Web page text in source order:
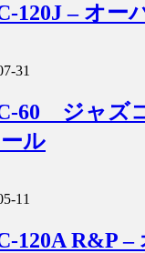
120J – オー
31
60 ジャズ
ル
11
120A R&P –